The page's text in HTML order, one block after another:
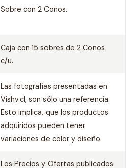
Sobre con 2 Conos.
Caja con 15 sobres de 2 Conos
c/u.
Las fotografías presentadas en
Vishv.cl, son sólo una referencia.
Esto implica, que los productos
adquiridos pueden tener
variaciones de color y diseño.
Los Precios y Ofertas publicados